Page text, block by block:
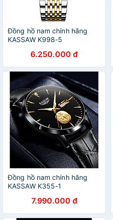
Đồng hồ nam chính hãng
KASSAW K998-5
6.250.000 đ
Đồng hồ nam chính hãng
KASSAW K355-1
7.990.000 đ